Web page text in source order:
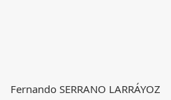
Fernando SERRANO LARRÁYOZ